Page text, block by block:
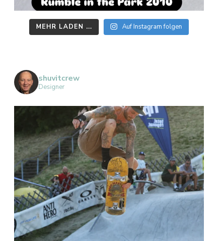
MEHR LADEN ... Auf Instagram folgen
shuvitcrew
Designer